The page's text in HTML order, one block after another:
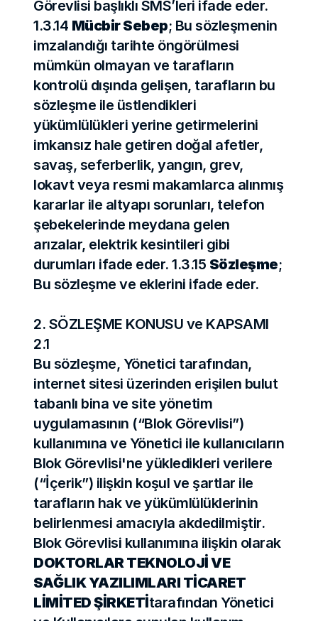
Görevlisi başlıklı SMS’leri ifade eder.
1.3.14 Mücbir Sebep; Bu sözleşmenin
imzalandığı tarihte öngörülmesi
mümkün olmayan ve tarafların
kontrolü dışında gelişen, tarafların bu
sözleşme ile üstlendikleri
yükümlülükleri yerine getirmelerini
imkansız hale getiren doğal afetler,
savaş, seferberlik, yangın, grev,
lokavt veya resmi makamlarca alınmış
kararlar ile altyapı sorunları, telefon
şebekelerinde meydana gelen
arızalar, elektrik kesintileri gibi
durumları ifade eder. 1.3.15 Sözleşme;
Bu sözleşme ve eklerini ifade eder.
2. SÖZLEŞME KONUSU ve KAPSAMI
2.1
Bu sözleşme, Yönetici tarafından,
internet sitesi üzerinden erişilen bulut
tabanlı bina ve site yönetim
uygulamasının (“Blok Görevlisi”)
kullanımına ve Yönetici ile kullanıcıların
Blok Görevlisi'ne yükledikleri verilere
(“İçerik”) ilişkin koşul ve şartlar ile
tarafların hak ve yükümlülüklerinin
belirlenmesi amacıyla akdedilmiştir.
Blok Görevlisi kullanımına ilişkin olarak
DOKTORLAR TEKNOLOJİ VE
SAĞLIK YAZILIMLARI TİCARET
LİMİTED ŞİRKETİtarafından Yönetici